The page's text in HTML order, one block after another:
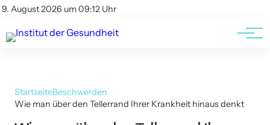
9. August 2026 um 09:12 Uhr
Kontakt
Kontakt
AGBs
StartseiteBeschwerden
Wie man über den Tellerrand Ihrer Krankheit hinaus denkt